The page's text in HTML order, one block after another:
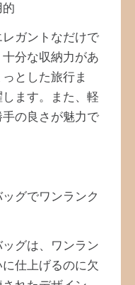
的
ガントなだけで
分な収納力があ
とした旅行ま
ます。また、軽
の良さが魅力で
グでワンランク
グは、ワンラン
仕上げるのに欠